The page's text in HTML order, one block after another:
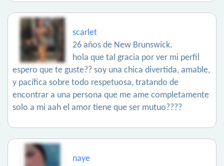
scarlet
26 años de New Brunswick.
hola que tal gracia por ver mi perfil
espero que te guste?? soy una chica divertida, amable,
y pacífica sobre todo respetuosa, tratando de
encontrar a una persona que me ame completamente
solo a mi aah el amor tiene que ser mutuo????
naye